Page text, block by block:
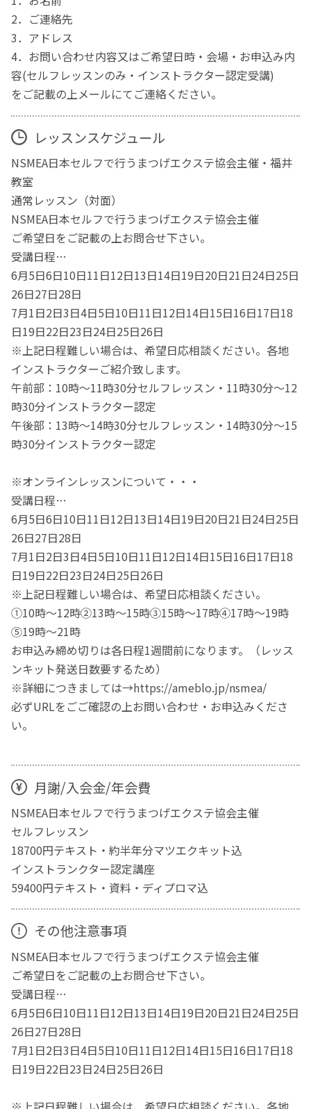
2．ご連絡先
3．アドレス
4．お問い合わせ内容又はご希望日時・会場・お申込み内
容(セルフレッスンのみ・インストラクター認定受講)
をご記載の上メールにてご連絡ください。
レッスンスケジュール
NSMEA日本セルフで行うまつげエクステ協会主催・福井
教室
通常レッスン（対面）
NSMEA日本セルフで行うまつげエクステ協会主催
ご希望日をご記載の上お問合せ下さい。
受講日程…
6月5日6日10日11日12日13日14日19日20日21日24日25日
26日27日28日
7月1日2日3日4日5日10日11日12日14日15日16日17日18
日19日22日23日24日25日26日
※上記日程難しい場合は、希望日応相談ください。各地
インストラクターご紹介致します。
午前部：10時～11時30分セルフレッスン・11時30分～12
時30分インストラクター認定
午後部：13時～14時30分セルフレッスン・14時30分～15
時30分インストラクター認定
※オンラインレッスンについて・・・
受講日程…
6月5日6日10日11日12日13日14日19日20日21日24日25日
26日27日28日
7月1日2日3日4日5日10日11日12日14日15日16日17日18
日19日22日23日24日25日26日
※上記日程難しい場合は、希望日応相談ください。
①10時～12時②13時～15時③15時～17時④17時～19時
⑤19時～21時
お申込み締め切りは各日程1週間前になります。（レッス
ンキット発送日数要するため）
※詳細につきましては→https://ameblo.jp/nsmea/
必ずURLをごご確認の上お問い合わせ・お申込みくださ
い。
月謝/入会金/年会費
NSMEA日本セルフで行うまつげエクステ協会主催
セルフレッスン
18700円テキスト・約半年分マツエクキット込
インストランクター認定講座
59400円テキスト・資料・ディプロマ込
その他注意事項
NSMEA日本セルフで行うまつげエクステ協会主催
ご希望日をご記載の上お問合せ下さい。
受講日程…
6月5日6日10日11日12日13日14日19日20日21日24日25日
26日27日28日
7月1日2日3日4日5日10日11日12日14日15日16日17日18
日19日22日23日24日25日26日